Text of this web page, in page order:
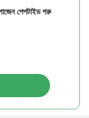
পেপটাইড গরু